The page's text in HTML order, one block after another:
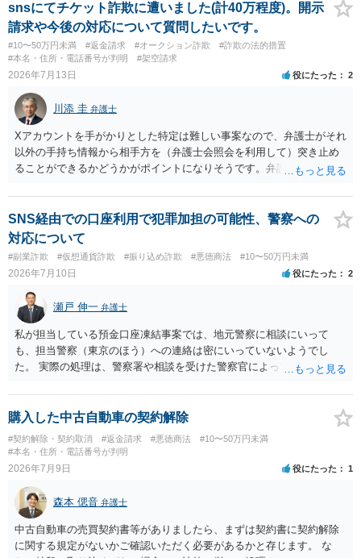
snsにてチケット詐欺に遭いました(計40万程度)。開示
請求や今後の対応について質問したいです。
#10〜50万円未満 #返金請求 #オークション詐欺
#詐欺の法的措置
#本名・住所・電話番号が判明
#架空請求
2026年7月13日 役にたった 2
川添 圭 弁護士
Xアカウントを手がかりとした特定は難しい事案なので、弁護士がそれ
以外の手持ち情報から相手方を（弁護士会照会を利用して）突き止め
ることができるかどうかがポイントになりそうです。弁護士による調
せることになるでしょう。見通しについては、実際の資料等を弁護士
に検討してもらう必要があると思います。弁護士費用は自由化されて
いますので個別に確認いただく必要がありますが、そもそも回収でき
るかどうかが問題になり得る事案であり、被害額の規模からみると、
仮に回収できたとしても弁護士費用を差し引いた実質回収分はかなり
少なくなる可能性もあるように思います。
SNS経由での口座利用で犯罪加担の可能性、警察への
対応について
#副業詐欺 #仮想通貨詐欺 #振り込め詐欺 #悪徳商法 #10〜50万円未満
2026年7月10日 役にたった 2
瀬戸 伸一 弁護士
私が担当している預金口座凍結事案では、地元警察に相談にいって
も、担当警察（東京のほう）への連絡は密にいっていないようでし
た。 実際の処理は、警察署や相談を受けた警察官によってだいぶ変わ
いて弁護士に依頼を検討されてください。
購入した中古自動車の契約解除
#契約解除・契約取消 #返金請求 #悪徳商法
#10〜50万円未満
#本名・住所・電話番号が判明
2026年7月9日 役にたった 1
森本 偲音 弁護士
中古自動車の売買契約書等がありましたら、まずは契約書に契約解除
に関する規定がないかご確認いただく必要があるかと存じます。 な